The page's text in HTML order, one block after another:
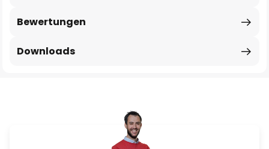
Bewertungen
Downloads